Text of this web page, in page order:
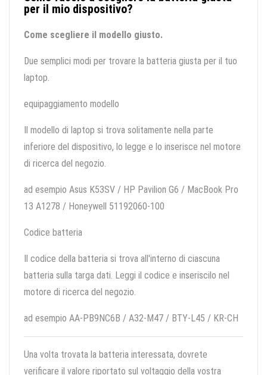
per il mio dispositivo?
Come scegliere il modello giusto.
Due semplici modi per trovare la batteria giusta per il tuo
laptop.
equipaggiamento modello
Il modello di laptop si trova solitamente nella parte
inferiore del dispositivo, lo legge e lo inserisce nel motore
di ricerca del negozio.
ad esempio Asus K53SV / HP Pavilion G6 / MacBook Pro
13 A1278 / Honeywell 51192060-100
Codice batteria
Il codice della batteria si trova all'interno di ciascuna
batteria sulla targa dati. Leggi il codice e inseriscilo nel
motore di ricerca del negozio.
ad esempio AA-PB9NC6B / A32-M47 / BTY-L45 / KR-CH
Una volta trovata la batteria interessata, dovrete
verificare il valore riportato sul voltaggio della vostra